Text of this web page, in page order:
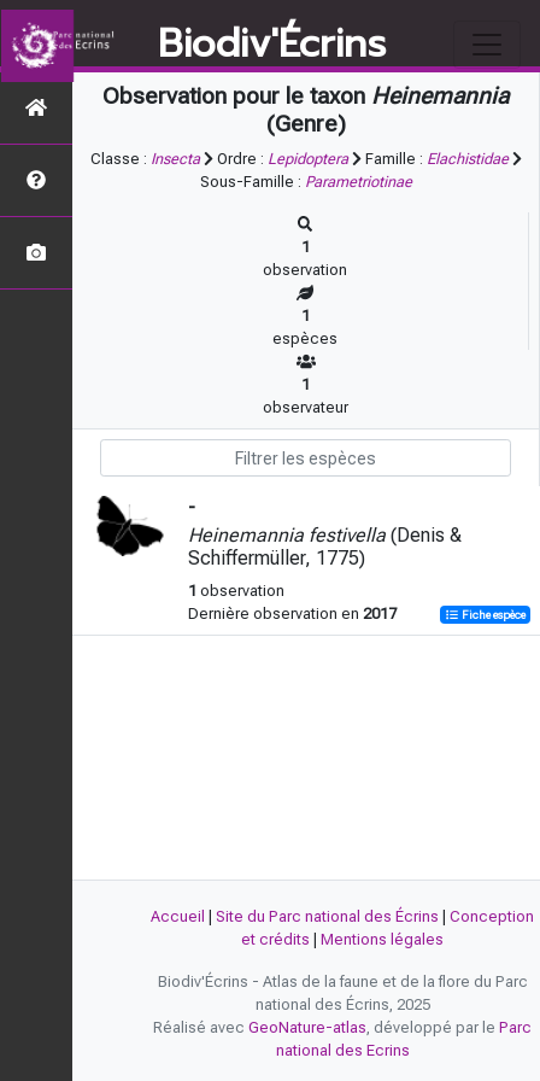
Biodiv'Écrins
Observation pour le taxon Heinemannia
(Genre)
Classe : Insecta Ordre : Lepidoptera Famille : Elachistidae
Sous-Famille : Parametriotinae
1
observation
1
espèces
1
observateur
-
Heinemannia festivella (Denis &
Schiffermüller, 1775)
1 observation
Dernière observation en 2017 Fiche espèce
Accueil Site du Parc national des Écrins
Conception
et crédits
Mentions légales
Biodiv'Écrins - Atlas de la faune et de la flore du Parc
national des Écrins, 2025
Réalisé avec GeoNature-atlas, développé par le Parc
national des Ecrins